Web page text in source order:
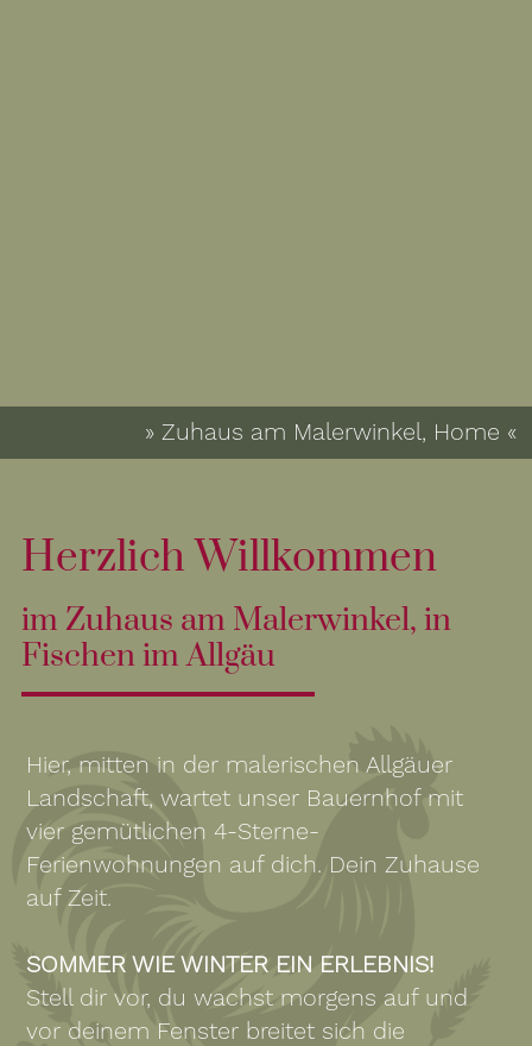
» Zuhaus am Malerwinkel, Home «
Herzlich Willkommen
im Zuhaus am Malerwinkel, in
Fischen im Allgäu
Hier, mitten in der malerischen Allgäuer
Landschaft, wartet unser Bauernhof mit
vier gemütlichen 4-Sterne-
Ferienwohnungen auf dich. Dein Zuhause
auf Zeit.
SOMMER WIE WINTER EIN ERLEBNIS!
Stell dir vor, du wachst morgens auf und
vor deinem Fenster breitet sich die